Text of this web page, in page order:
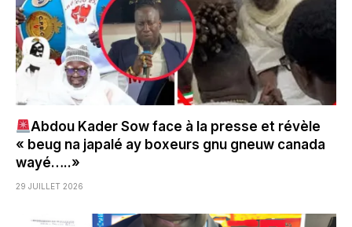
Abdou Kader Sow face à la presse et révèle
« beug na japalé ay boxeurs gnu gneuw canada
wayé…..»
29 JUILLET 2026